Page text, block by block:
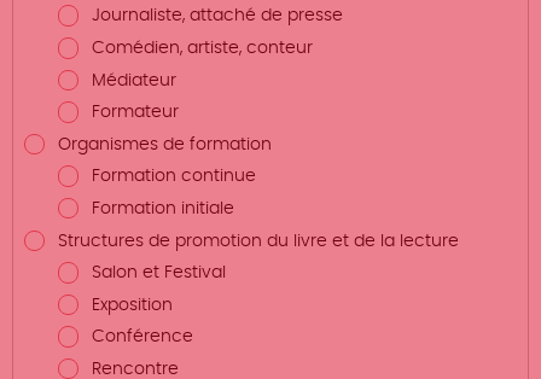
Journaliste, attaché de presse
Comédien, artiste, conteur
Médiateur
Formateur
Organismes de formation
Formation continue
Formation initiale
Structures de promotion du livre et de la lecture
Salon et Festival
Exposition
Conférence
Rencontre